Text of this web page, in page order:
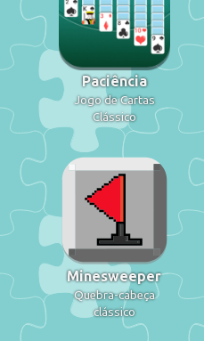
Paciência
Jogo de Cartas
Clássico
Minesweeper
Quebra-cabeça
clássico